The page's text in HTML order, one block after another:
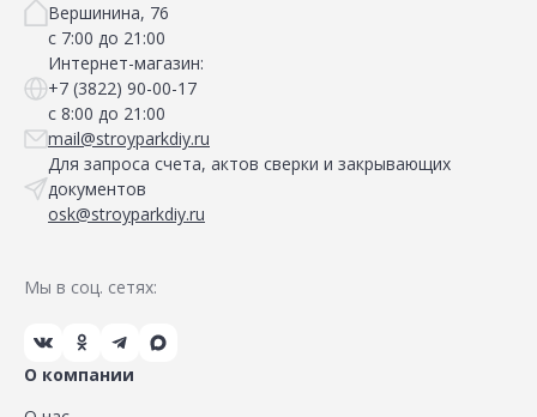
Вершинина, 76
с 7:00 до 21:00
Интернет-магазин:
+7 (3822) 90-00-17
с 8:00 до 21:00
mail@stroyparkdiy.ru
Для запроса счета, актов сверки и закрывающих
документов
osk@stroyparkdiy.ru
Мы в соц. сетях:
О компании